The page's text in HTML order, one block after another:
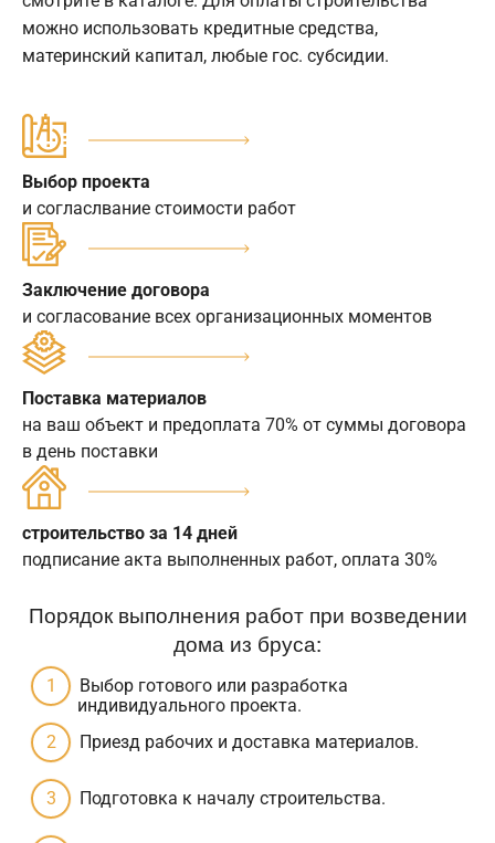
можно использовать кредитные средства,
материнский капитал, любые гос. субсидии.
Выбор проекта
и согласлвание стоимости работ
Заключение договора
и согласование всех организационных моментов
Поставка материалов
на ваш объект и предоплата 70% от суммы договора
в день поставки
строительство за 14 дней
подписание акта выполненных работ, оплата 30%
Порядок выполнения работ при возведении
дома из бруса:
Выбор готового или разработка
индивидуального проекта.
Приезд рабочих и доставка материалов.
Подготовка к началу строительства.